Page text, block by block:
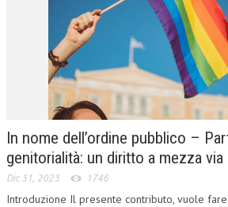
In nome dell’ordine pubblico –
genitorialità: un diritto a mezza via
Dic 31, 2023 1746
Introduzione Il presente contributo, vuole